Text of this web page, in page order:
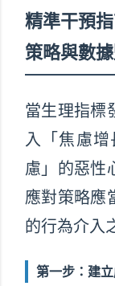
精準干預
策略與數
當生理指標
入「焦慮
慮」的惡性
應對策略應
的行為介入
第一步：建